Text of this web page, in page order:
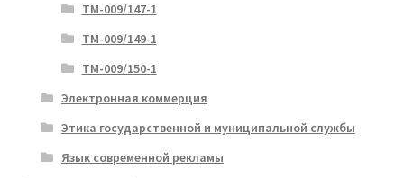
ТМ-009/147-1
ТМ-009/149-1
ТМ-009/150-1
Электронная коммерция
Этика государственной и муниципальной службы
Язык современной рекламы